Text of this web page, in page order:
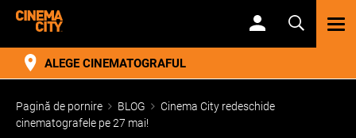
ALEGE CINEMATOGRAFUL
Pagină de pornire BLOG
Cinema City redeschide
cinematografele pe 27 mai!